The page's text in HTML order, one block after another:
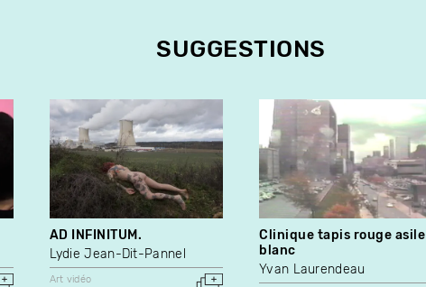
SUGGESTIONS
AD INFINITUM.
Lydie Jean-Dit-Pannel
Art vidéo
Clinique tapis rouge asile
blanc
Yvan Laurendeau